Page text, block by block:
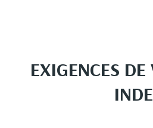
EXIGENCES
INDE